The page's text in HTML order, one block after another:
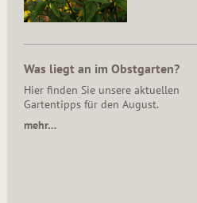
Was liegt an im Obstgarten?
Hier finden Sie unsere aktuellen
Gartentipps für den August.
mehr…